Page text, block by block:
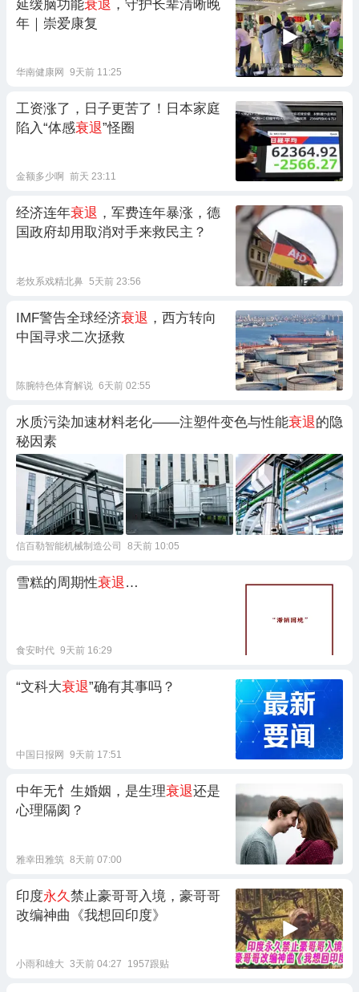
延缓脑功能衰退 ，守护长辈清晰晚
年｜崇爱康复
华南健康网 9天前 11:25
工资涨了，日子更苦了！日本家庭
陷入“体感衰退”怪圈
金额多少啊 前天 23:11
经济连年衰退 ，军费连年暴涨，德
国政府却用取消对手来救民主？
老炇系戏精北鼻 5天前 23:56
IMF警告全球经济衰退 ，西方转向
中国寻求二次拯救
陈腕特色体育解说 6天前 02:55
水质污染加速材料老化——注塑件变色与性能衰退的隐
秘因素
信百勒智能机械制造公司 8天前 10:05
雪糕的周期性衰退 …
食安时代 9天前 16:29
“文科大衰退”确有其事吗？
中国日报网 9天前 17:51
中年无忄生婚姻，是生理衰退还是
心理隔阂？
雅幸田雅筑 8天前 07:00
印度永久禁止豪哥哥入境，豪哥哥
改编神曲《我想回印度》
小雨和雄大 3天前 04:27 1957跟贴